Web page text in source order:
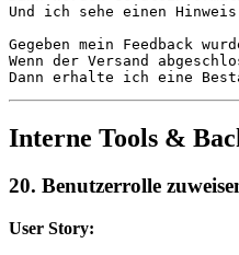
Und
ich sehe einen
Gegeben
Wenn
Dann erhalte ich eine
Interne Tools &
20. Benutzerrolle
User Story: